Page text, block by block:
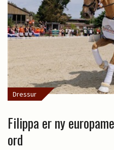
Dressur
Filippa er ny
ord